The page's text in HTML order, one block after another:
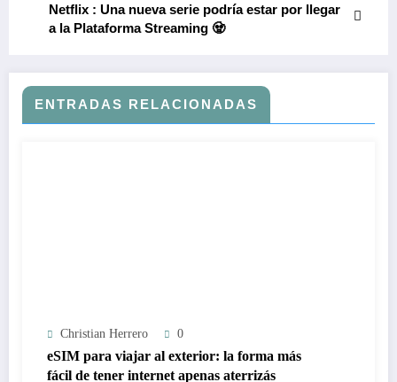
Netflix : Una nueva serie podría estar por llegar
a la Plataforma Streaming 🧟
ENTRADAS RELACIONADAS
Christian Herrero 0
eSIM para viajar al exterior: la forma más
fácil de tener internet apenas aterrizás